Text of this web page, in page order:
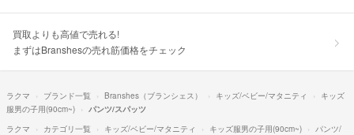
買取よりも高値で売れる!
まずはBranshesの売れ筋価格をチェック
ラクマ ブランド一覧 Branshes（ブランシェス） キッズ/ベビー/マタニティ
キッズ
服男の子用(90cm~)
パンツ/スパッツ
ラクマ
カテゴリ一覧 キッズ/ベビー/マタニティ キッズ服男の子用(90cm~)
パンツ/